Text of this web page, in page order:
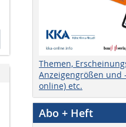
Themen,
Anzeigengrößen
online) etc.
Abo + Heft